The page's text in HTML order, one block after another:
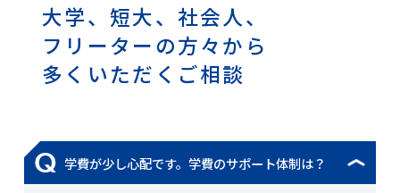
大学、短大、社会人、
フリーターの方々から
多くいただくご相談
Q 学費が少し心配です。学費のサポート体制は？